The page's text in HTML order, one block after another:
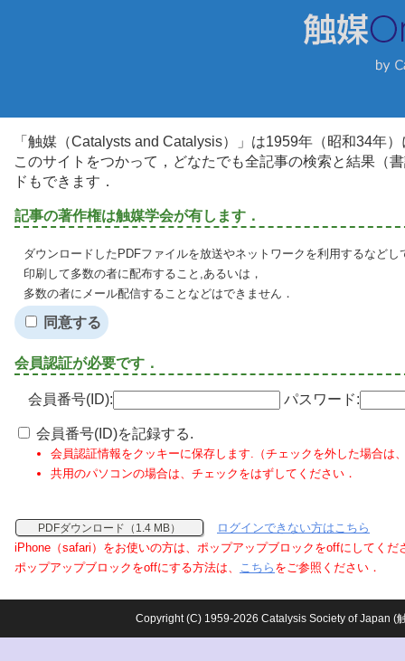
「触媒（Catalysts and Catalysis）」は1959年（昭和34年
このサイトをつかって，どなたでも全記事の検索と結果（
ドもできます．
記事の著作権は触媒学会が有します．
ダウンロードしたPDFファイルを放送やネットワークを利用するなど
印刷して多数の者に配布すること,あるいは，
多数の者にメール配信することなどはできません．
同意する
会員認証が必要です．
会員番号(ID): パスワード:
会員番号(ID)を記録する.
会員認証情報をクッキーに保存します.（チェックを外した場合は
共用のパソコンの場合は、チェックをはずしてください．
PDFダウンロード（1.4 MB）
ログインできない方はこちら
iPhone（safari）をお使いの方は、ポップアップブロックをoffにしてくだ
ポップアップブロックをoffにする方法は、 こちら をご参照ください．
Copyright (C) 1959-2026 Catalysis Society of Japan (